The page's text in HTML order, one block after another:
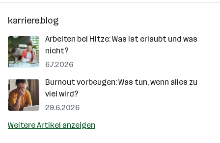
karriere.blog
Arbeiten bei Hitze: Was ist erlaubt und was
nicht?
6.7.2026
Burnout vorbeugen: Was tun, wenn alles zu
viel wird?
29.6.2026
Weitere Artikel anzeigen